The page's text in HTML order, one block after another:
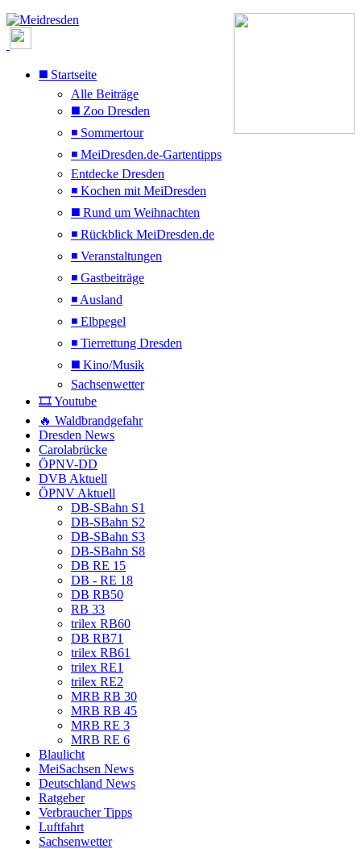
◼️ Startseite
Alle Beiträge
◼️ Zoo Dresden
◾ Sommertour
◾ MeiDresden.de-Gartentipps
Entdecke Dresden
◾ Kochen mit MeiDresden
◼️ Rund um Weihnachten
◾ Rückblick MeiDresden.de
◾ Veranstaltungen
◾ Gastbeiträge
◾ Ausland
◾ Elbpegel
◾ Tierrettung Dresden
◼️ Kino/Musik
Sachsenwetter
🎞️ Youtube
🔥 Waldbrandgefahr
Dresden News
Carolabrücke
ÖPNV-DD
DVB Aktuell
ÖPNV Aktuell
DB-SBahn S1
DB-SBahn S2
DB-SBahn S3
DB-SBahn S8
DB RE 15
DB - RE 18
DB RB50
RB 33
trilex RB60
DB RB71
trilex RB61
trilex RE1
trilex RE2
MRB RB 30
MRB RB 45
MRB RE 3
MRB RE 6
Blaulicht
MeiSachsen News
Deutschland News
Ratgeber
Verbraucher Tipps
Luftfahrt
Sachsenwetter